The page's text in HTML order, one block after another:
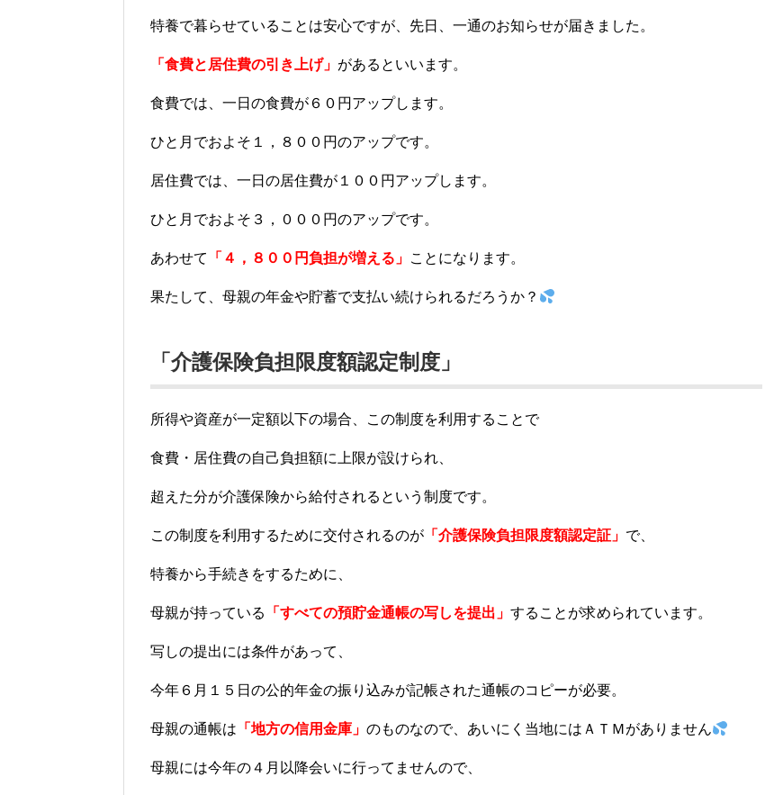
特養で暮らせていることは安心ですが、先日、一通のお知らせが届きました。
「食費と居住費の引き上げ」 があるといいます。
食費では、一日の食費が６０円アップします。
ひと月でおよそ１，８００円のアップです。
居住費では、一日の居住費が１００円アップします。
ひと月でおよそ３，０００円のアップです。
あわせて 「４，８００円負担が増える」 ことになります。
果たして、母親の年金や貯蓄で支払い続けられるだろうか？
「介護保険負担限度額認定制度」
所得や資産が一定額以下の場合、この制度を利用することで
食費・居住費の自己負担額に上限が設けられ、
超えた分が介護保険から給付されるという制度です。
この制度を利用するために交付されるのが 「介護保険負担限度額認定証」 で、
特養から手続きをするために、
母親が持っている 「すべての預貯金通帳の写しを提出」 することが求められています。
写しの提出には条件があって、
今年６月１５日の公的年金の振り込みが記帳された通帳のコピーが必要。
母親の通帳は 「地方の信用金庫」 のものなので、あいにく当地にはＡＴＭがありません
母親には今年の４月以降会いに行ってませんので、